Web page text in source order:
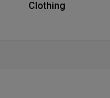
Clothing